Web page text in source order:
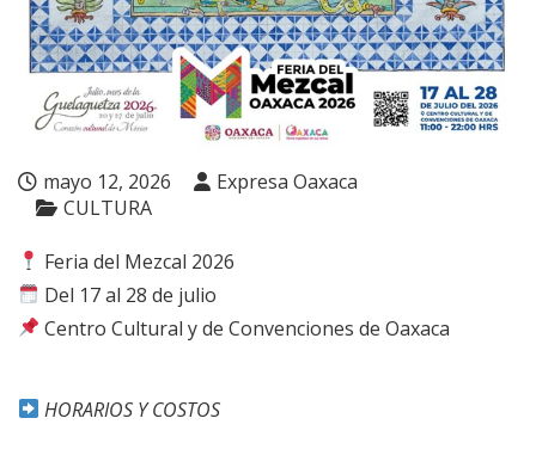
mayo 12, 2026
Expresa Oaxaca
CULTURA
Feria del Mezcal 2026
Del 17 al 28 de julio
Centro Cultural y de Convenciones de Oaxaca
HORARIOS Y COSTOS